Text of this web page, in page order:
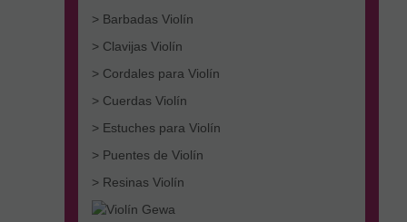
> Barbadas Violín
> Clavijas Violín
> Cordales para Violín
> Cuerdas Violín
> Estuches para Violín
> Puentes de Violín
> Resinas Violín